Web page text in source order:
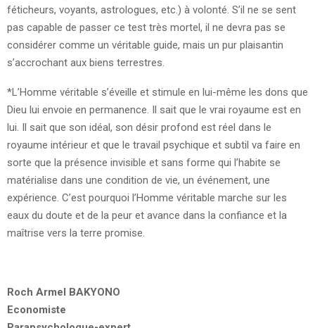
féticheurs, voyants, astrologues, etc.) à volonté. S’il ne se sent
pas capable de passer ce test très mortel, il ne devra pas se
considérer comme un véritable guide, mais un pur plaisantin
s’accrochant aux biens terrestres.
*L’Homme véritable s’éveille et stimule en lui-même les dons que
Dieu lui envoie en permanence. Il sait que le vrai royaume est en
lui. Il sait que son idéal, son désir profond est réel dans le
royaume intérieur et que le travail psychique et subtil va faire en
sorte que la présence invisible et sans forme qui l’habite se
matérialise dans une condition de vie, un événement, une
expérience. C’est pourquoi l’Homme véritable marche sur les
eaux du doute et de la peur et avance dans la confiance et la
maîtrise vers la terre promise.
Roch Armel BAKYONO
Economiste